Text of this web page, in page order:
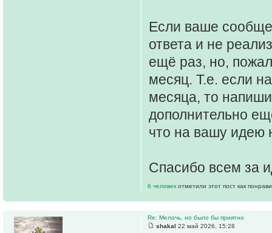
Если ваше
ответа и не
ещё раз, но,
месяц. Т.е. если
месяца, то
дополнительно
что на вашу идею
Спасибо всем за
6 человек отметили этот пост как
Re: Мелочь, но было бы приятно
shakal 22 май 2026, 15:28